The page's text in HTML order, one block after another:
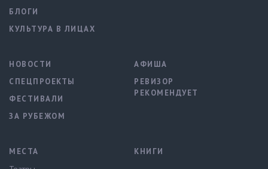
БЛОГИ
КУЛЬТУРА В ЛИЦАХ
НОВОСТИ
СПЕЦПРОЕКТЫ
ФЕСТИВАЛИ
ЗА РУБЕЖОМ
АФИША
РЕВИЗОР
РЕКОМЕНДУЕТ
МЕСТА КНИГИ